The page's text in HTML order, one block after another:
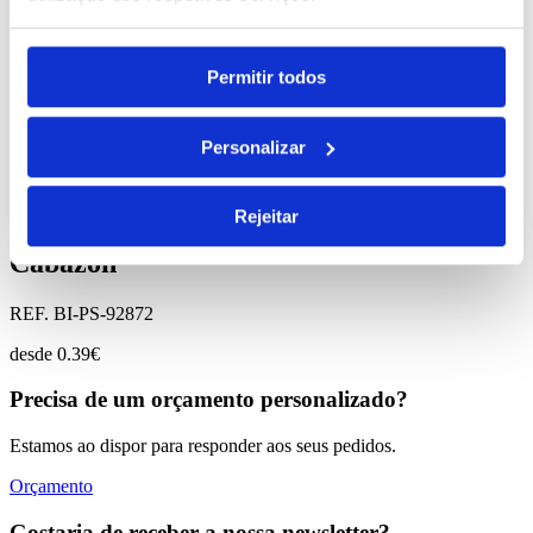
Permitir todos
Personalizar
Rejeitar
Leia
REF. BI-PS-92875
Cabazon
REF. BI-PS-92872
desde 0.39€
Precisa de um orçamento personalizado?
Estamos ao dispor para responder aos seus pedidos.
Orçamento